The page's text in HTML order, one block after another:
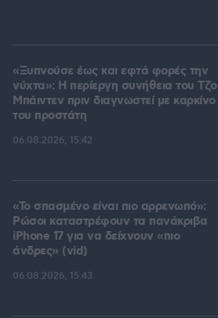
«Ξυπνούσε έως και εφτά φορές την
νύχτα»: Η περίεργη συνήθεια του Τζο
Μπάιντεν πριν διαγνωστεί με καρκίνο
του προστάτη
06.08.2026, 15:42
«Το σπασμένο είναι πιο αρρενωπό»:
Ρώσοι καταστρέφουν τα πανάκριβα
iPhone 17 για να δείχνουν «πιο
άνδρες» (vid)
06.08.2026, 15:43